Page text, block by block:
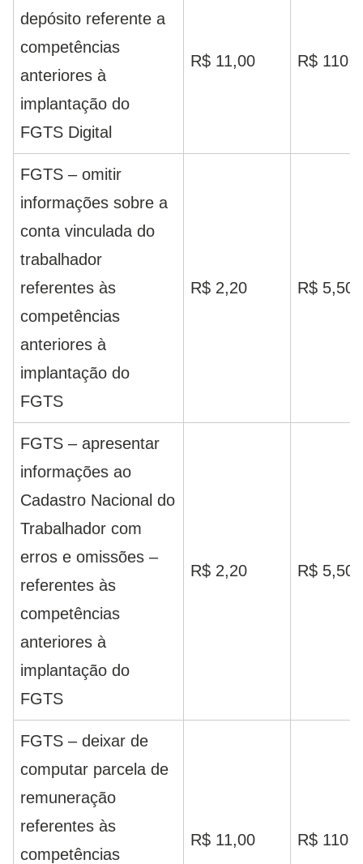
depósito referente a
competências
anteriores à
implantação do
FGTS Digital
R$ 11,00 R$
FGTS – omitir
informações sobre a
conta vinculada do
trabalhador
referentes às
competências
anteriores à
implantação do
FGTS
R$ 2,20 R$ 5,50
FGTS – apresentar
informações ao
Cadastro Nacional do
Trabalhador com
erros e omissões –
referentes às
competências
anteriores à
implantação do
FGTS
R$ 2,20 R$ 5,50
FGTS – deixar de
computar parcela de
remuneração
referentes às
competências
R$ 11,00 R$